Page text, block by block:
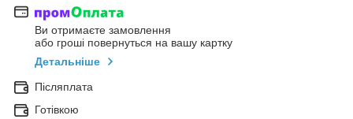
Ви отримаєте замовлення
або гроші повернуться на вашу картку
Детальніше
Післяплата
Готівкою